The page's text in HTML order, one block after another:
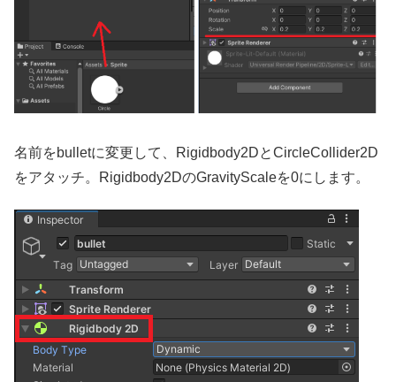
名前をbulletに変更して、Rigidbody2DとCircleCollider2D
をアタッチ。Rigidbody2DのGravityScaleを0にします。